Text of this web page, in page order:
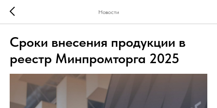
Новости
Сроки внесения продукции в
реестр Минпромторга 2025